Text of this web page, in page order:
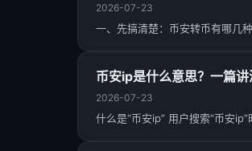
2026-07-23
一、先搞清楚：币安转币有哪几
币安ip是什么意思？一篇
2026-07-23
什么是“币安ip” 用户搜索“币安